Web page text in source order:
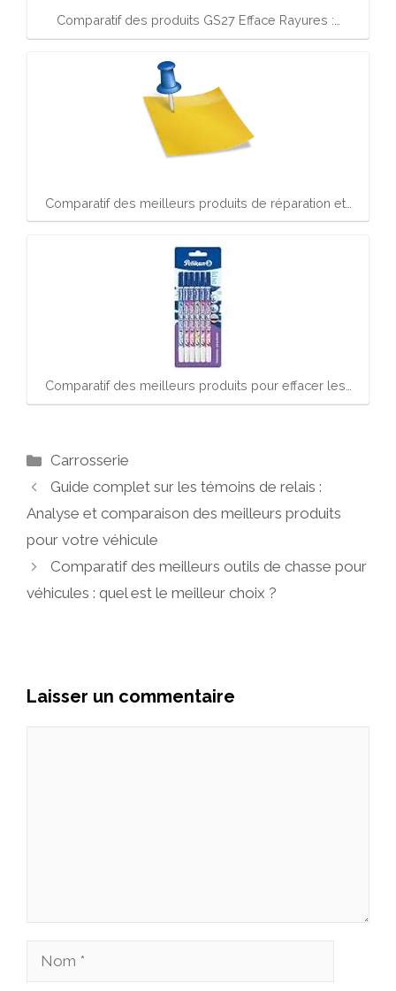
Comparatif des produits GS27 Efface Rayures :…
Comparatif des meilleurs produits de réparation et…
Comparatif des meilleurs produits pour effacer les…
Catégories
Carrosserie
Guide complet sur les témoins de relais :
Analyse et comparaison des meilleurs produits
pour votre véhicule
Comparatif des meilleurs outils de chasse pour
véhicules : quel est le meilleur choix ?
Laisser un commentaire
Nom